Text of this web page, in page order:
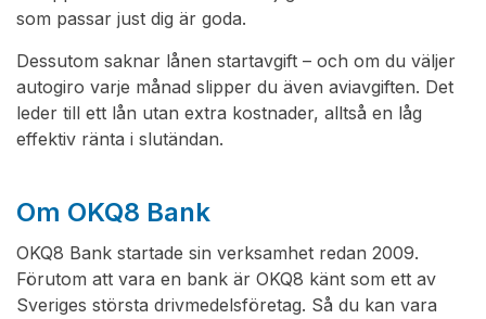
som passar just dig är goda.
Dessutom saknar lånen startavgift – och om du väljer
autogiro varje månad slipper du även aviavgiften. Det
leder till ett lån utan extra kostnader, alltså en låg
effektiv ränta i slutändan.
Om OKQ8 Bank
OKQ8 Bank startade sin verksamhet redan 2009.
Förutom att vara en bank är OKQ8 känt som ett av
Sveriges största drivmedelsföretag. Så du kan vara